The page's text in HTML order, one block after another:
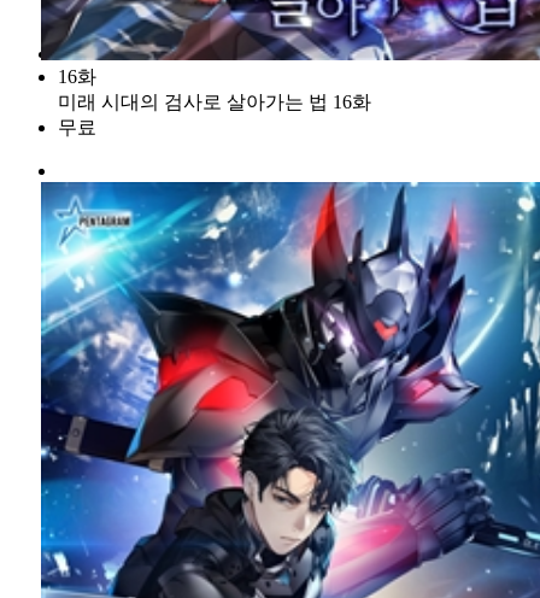
16화
미래 시대의 검사로 살아가는 법 16화
무료